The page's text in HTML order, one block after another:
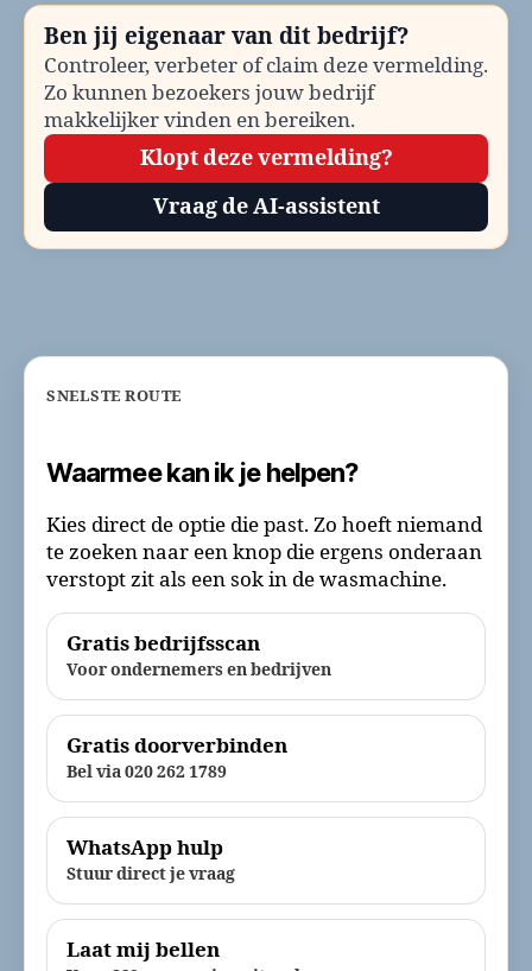
en
contactinformatie
Ben jij eigenaar van dit bedrijf?
Controleer, verbeter of claim deze vermelding.
Zo kunnen bezoekers jouw bedrijf
makkelijker vinden en bereiken.
Klopt deze vermelding?
Vraag de AI-assistent
SNELSTE ROUTE
Waarmee kan ik je helpen?
Kies direct de optie die past. Zo hoeft niemand
te zoeken naar een knop die ergens onderaan
verstopt zit als een sok in de wasmachine.
Gratis bedrijfsscan
Voor ondernemers en bedrijven
Gratis doorverbinden
Bel via 020 262 1789
WhatsApp hulp
Stuur direct je vraag
Laat mij bellen